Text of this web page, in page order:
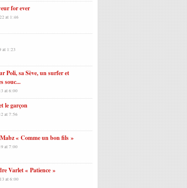
for ever
at 1:46
at 1:23
Poli, sa Sève, un surfer et
souc...
at 6:00
le garçon
at 7:56
« Comme un bon fils »
at 7:00
Varlet « Patience »
at 6:00